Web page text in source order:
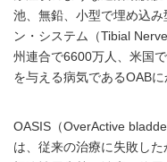
池、無鉛、小型で埋め込
ン・システム（Tibial
州連合で6600万人、米国
を与える病気であるOAB
OASIS（OverActive
は、従来の治療に失敗し